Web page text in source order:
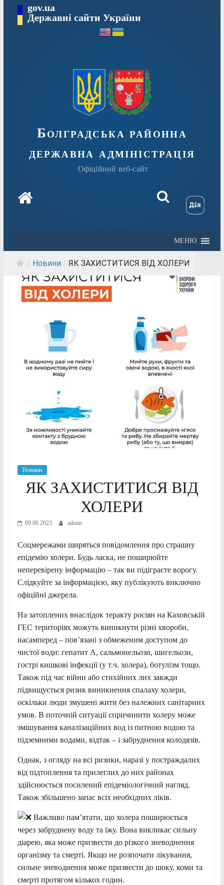
Перейтиgov.ua
Державні сайти України
Болградська районна
державна адміністрація
Офіційний веб-сайт
МЕНЮ
/ Новини / ЯК ЗАХИСТИТИСЯ ВІД ХОЛЕРИ
Новини
ЯК ЗАХИСТИТИСЯ ВІД
ХОЛЕРИ
09.06.2023 admin
Соцмережами ширяться повідомлення про страшну
епідемію холери. Будь ласка, не поширюйте
неперевірену інформацію – так ви підіграєте ворогу.
Слідкуйте за інформацією, яку публікують виключно
офіційні джерела.
На затоплених внаслідок теракту росіян на Каховській
ГЕС територіях можуть виникнути різні хвороби,
насамперед – пов’язані з обмеженим доступом до
чистої води: гепатит А, сальмонельози, шигельози,
гострі кишкові інфекції (у т.ч. холера), ботулізм тощо.
Також під час війни або стихійних лих завжди
підвищується ризик виникнення спалаху холери,
оскільки люди змушені жити без належних санітарних
умов. В поточній ситуації спричинити холеру може
змішування каналізаційних вод із питною водою та
підземними водами, відтак – і забруднення колодязів.
Однак, з огляду на всі ризики, наразі у постраждалих
від підтоплення та прилеглих до них районах
здійснюється посилений епідеміологічний нагляд.
Також збільшено запас всіх необхідних ліків.
Важливо пам’ятати, що холера поширюється
через забруднену воду та їжу. Вона викликає сильну
діарею, яка може призвести до різкого зневоднення
організму та смерті. Якщо не розпочати лікування,
сильне зневоднення може призвести до шоку, коми та
смерті протягом кількох годин.